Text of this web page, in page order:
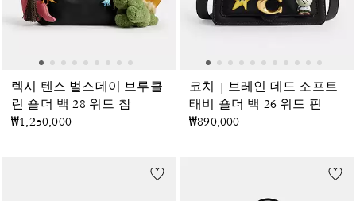
렉시 텐스 벌스데이 브루클
린 숄더 백 28 위드 참
₩1,250,000
코치 | 브레인 데드 소프트
태비 숄더 백 26 위드 핀
₩890,000